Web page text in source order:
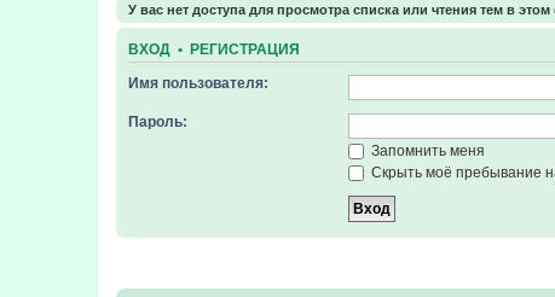
У вас нет доступа для просмотра списка или чтения тем в
ВХОД • РЕГИСТРАЦИЯ
Имя пользователя:
Пароль:
Запомнить меня
Скрыть моё пребывание